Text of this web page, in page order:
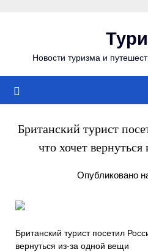
Новости туризма и
Британский турист
что хочет
Опубликовано
Британский турист посетил
вернуться из-за одной вещи